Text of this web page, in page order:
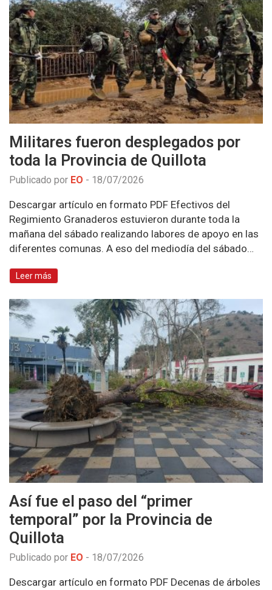
Militares fueron desplegados por
toda la Provincia de Quillota
Publicado por EO - 18/07/2026
Descargar artículo en formato PDF Efectivos del
Regimiento Granaderos estuvieron durante toda la
mañana del sábado realizando labores de apoyo en las
diferentes comunas. A eso del mediodía del sábado…
Leer más
Así fue el paso del “primer
temporal” por la Provincia de
Quillota
Publicado por EO - 18/07/2026
Descargar artículo en formato PDF Decenas de árboles